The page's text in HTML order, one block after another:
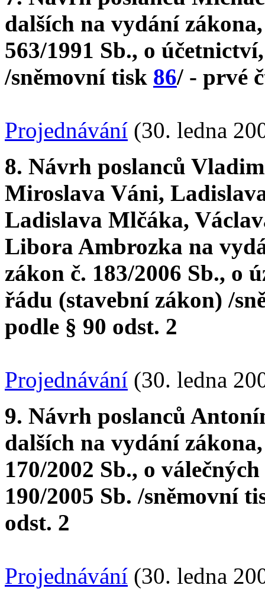
dalších na vydání
563/1991 Sb., o
/sněmovní tisk 86/ - prvé
Projednávání (30. ledna
8. Návrh poslanců
Miroslava Váni,
Ladislava Mlčáka,
Libora Ambrozka na
zákon č. 183/2006 Sb., o
řádu (stavební zákon) /
podle § 90 odst. 2
Projednávání (30. ledna
9. Návrh poslanců
dalších na vydání
170/2002 Sb., o
190/2005 Sb. /sněmovní
odst. 2
Projednávání (30. ledna